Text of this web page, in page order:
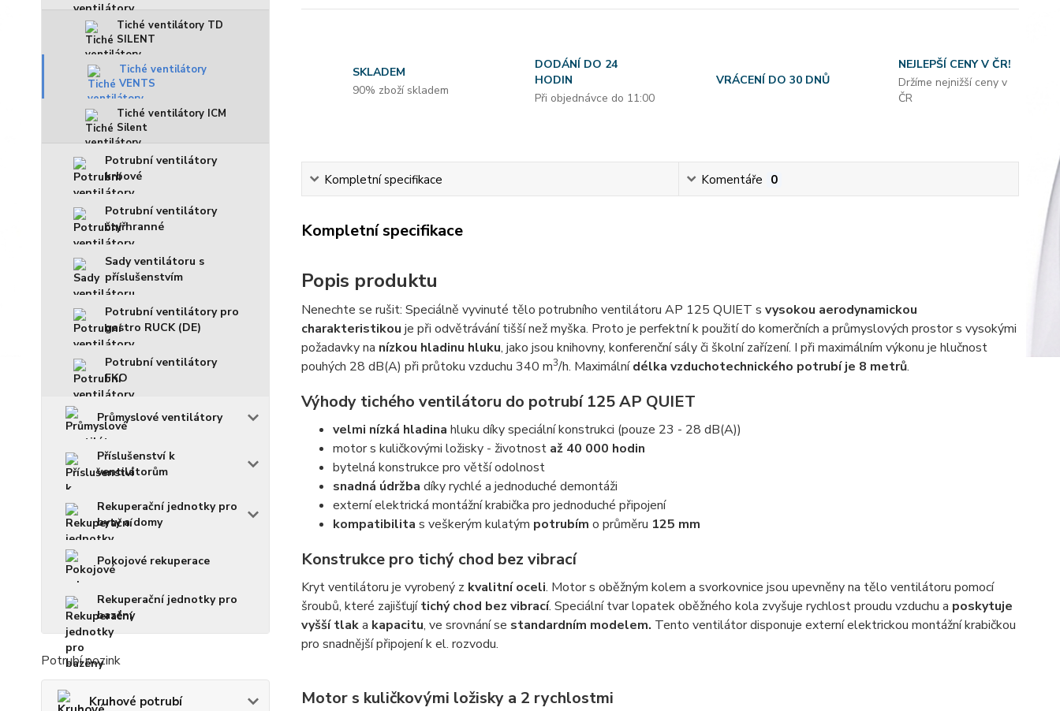
Tiché ventilátory TD
SILENT
Tiché ventilátory
VENTS
Tiché ventilátory ICM
Silent
Potrubní ventilátory
krbové
Potrubní ventilátory
čtyřhranné
Sady ventilátoru s
příslušenstvím
Potrubní ventilátory pro
gastro RUCK (DE)
Potrubní ventilátory
FKO
Průmyslové ventilátory
Příslušenství k
ventilátorům
Rekuperační jednotky pro
byty a domy
Pokojové rekuperace
Rekuperační jednotky pro
bazény
Potrubí pozink
Kruhové potrubí
SKLADEM
90% zboží skladem
DODÁNÍ DO 24
HODIN
Při objednávce do 11:00
VRÁCENÍ DO 30 DNŮ
NEJLEPŠÍ CENY V ČR!
Držíme nejnižší ceny v
ČR
Kompletní specifikace Komentáře 0
Kompletní specifikace
Popis produktu
Nenechte se rušit: Speciálně vyvinuté tělo potrubního ventilátoru AP 125 QUIET s vysokou aerodynamickou
charakteristikou je při odvětrávání tišší než myška. Proto je perfektní k použití do komerčních a průmyslových prostor s vysokými
požadavky na nízkou hladinu hluku, jako jsou knihovny, konferenční sály či školní zařízení. I při maximálním výkonu je hlučnost
pouhých 28 dB(A) při průtoku vzduchu 340 m3/h. Maximálnídélka vzduchotechnického potrubí je 8 metrů.
Výhody tichého ventilátoru do potrubí 125 AP QUIET
velmi nízká hladina hluku díky speciální konstrukci (pouze 23 - 28 dB(A))
motor s kuličkovými ložisky - životnost až 40 000 hodin
bytelná konstrukce pro větší odolnost
snadná údržba díky rychlé a jednoduché demontáži
externí elektrická montážní krabička pro jednoduché připojení
kompatibilita s veškerým kulatým potrubím o průměru 125 mm
Konstrukce pro tichý chod bez vibrací
Kryt ventilátoru je vyrobený z kvalitní oceli. Motor s oběžným kolem a svorkovnice jsou upevněny na tělo ventilátoru pomocí
šroubů, které zajišťujítichý chod bez vibrací. Speciální tvar lopatek oběžného kola zvyšuje rychlost proudu vzduchu a poskytuje
vyšší tlaka kapacitu, ve srovnání se standardním modelem. Tento ventilátor disponuje externí elektrickou montážní krabičkou
pro snadnější připojení k el. rozvodu.
Motor s kuličkovými ložisky a 2 rychlostmi